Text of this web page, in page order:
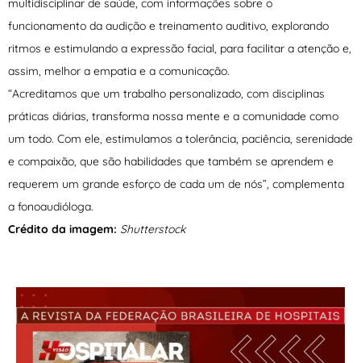
multidisciplinar de saúde, com informações sobre o
funcionamento da audição e treinamento auditivo, explorando
ritmos e estimulando a expressão facial, para facilitar a atenção e,
assim, melhor a empatia e a comunicação.
“Acreditamos que um trabalho personalizado, com disciplinas
práticas diárias, transforma nossa mente e a comunidade como
um todo. Com ele, estimulamos a tolerância, paciência, serenidade
e compaixão, que são habilidades que também se aprendem e
requerem um grande esforço de cada um de nós”, complementa
a fonoaudióloga.
Crédito da imagem: Shutterstock